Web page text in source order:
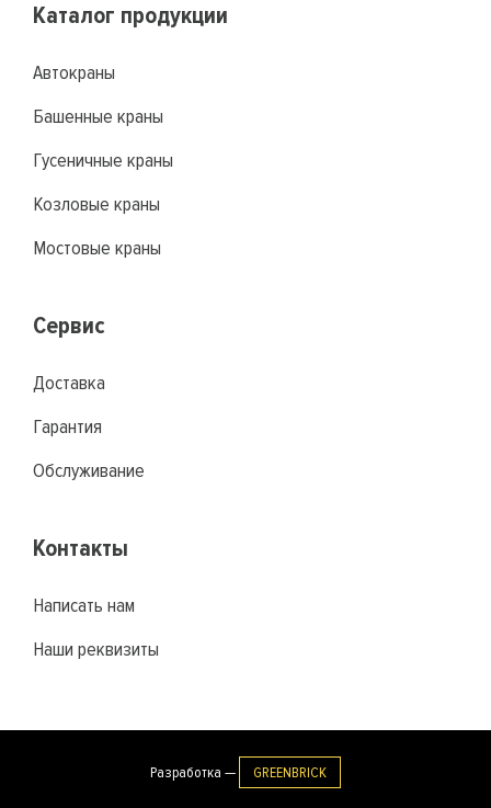
Каталог продукции
Автокраны
Башенные краны
Гусеничные краны
Козловые краны
Мостовые краны
Сервис
Доставка
Гарантия
Обслуживание
Контакты
Написать нам
Наши реквизиты
Разработка — GREENBRICK